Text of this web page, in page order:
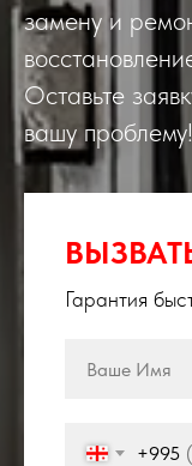
замену и
Оставьте
вашу проблему!
Гарантия
+995